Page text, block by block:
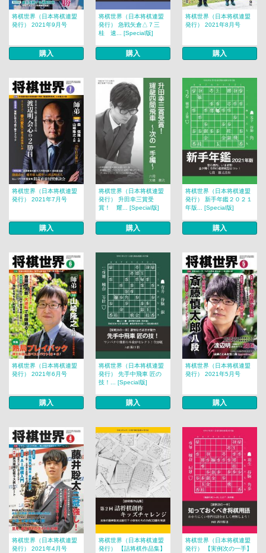
将棋世界（日本将棋連盟
発行） 2021年9月号
購入
将棋世界（日本将棋連盟
発行） 急戦矢倉△７三
桂 速... [Special版]
購入
将棋世界（日本将棋連盟
発行） 2021年8月号
購入
将棋世界（日本将棋連盟
発行） 2021年7月号
購入
将棋世界（日本将棋連盟
発行） 升田幸三賞受
賞！ 耀... [Special版]
購入
将棋世界（日本将棋連盟
発行） 新手年鑑２０２１
年版... [Special版]
購入
将棋世界（日本将棋連盟
発行） 2021年6月号
購入
将棋世界（日本将棋連盟
発行） 先手中飛車 匠の
技！... [Special版]
購入
将棋世界（日本将棋連盟
発行） 2021年5月号
購入
将棋世界（日本将棋連盟
発行） 2021年4月号
将棋世界（日本将棋連盟
発行） 【詰将棋作品集】
将棋世界（日本将棋連盟
発行） 【実例次の一手】